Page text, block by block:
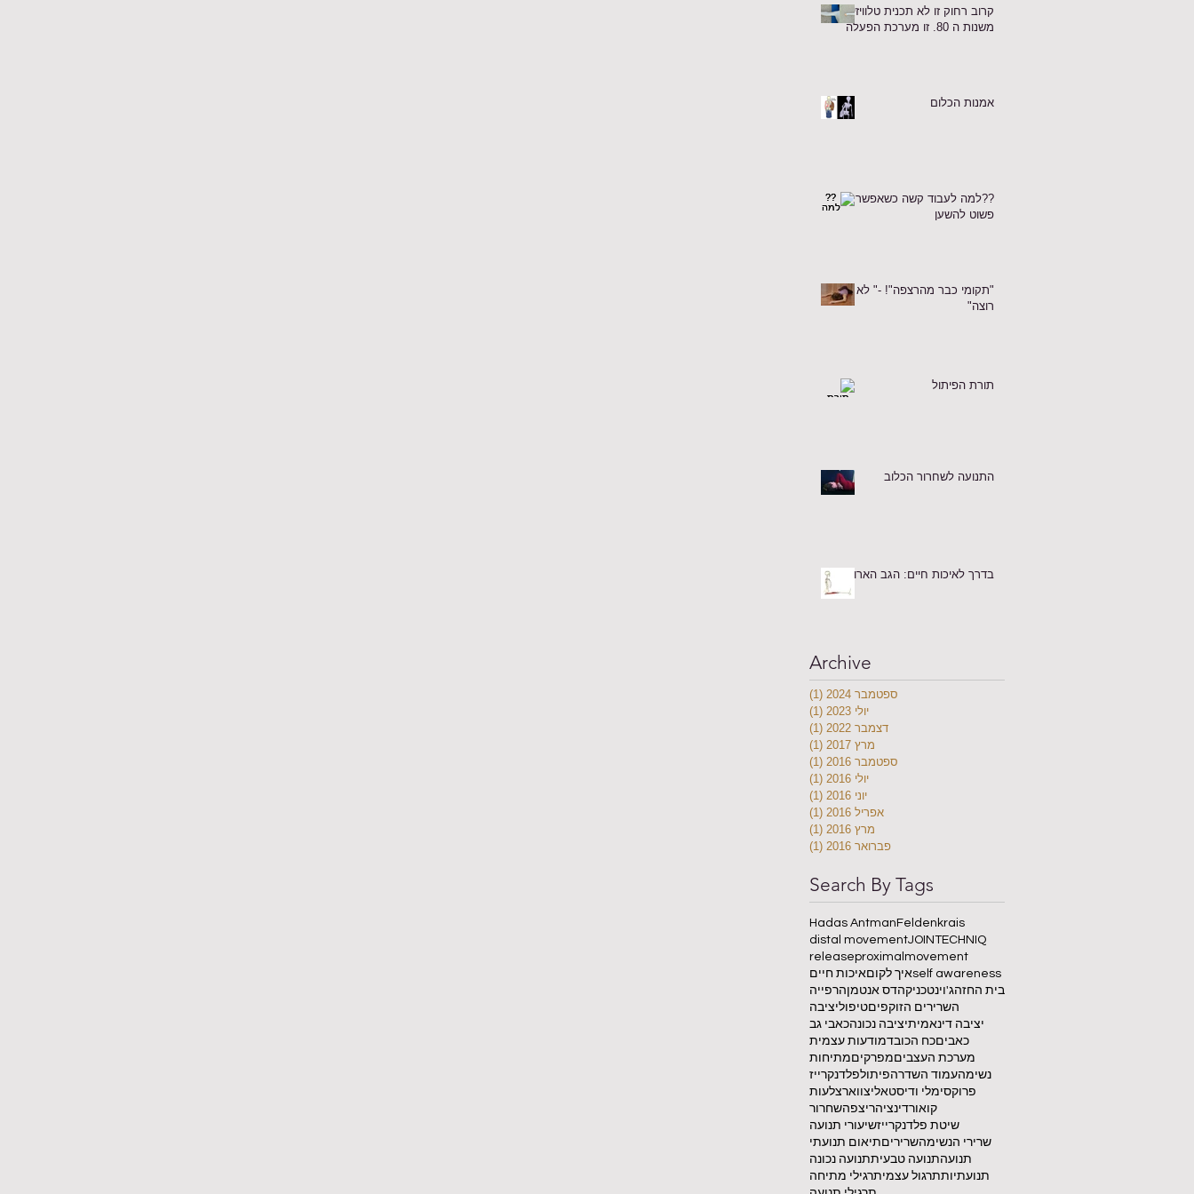
קרוב רחוק זו לא תכנית טלוויזיה
משנות ה 80. זו מערכת הפעלה
אמנות הכלום
??למה לעבוד קשה כשאפשר
פשוט להשען
"תקומי כבר מהרצפה"! -" לא
רוצה"
תורת הפיתול
התנועה לשחרור הכלוב
בדרך לאיכות חיים: הגב הארוך
Archive
ספטמבר 2024 (1)
יולי 2023
(1)
דצמבר 2022
(1)
מרץ 2017
(1)
ספטמבר 2016
(1)
יולי 2016
(1)
יוני 2016
(1)
אפריל 2016
(1)
מרץ 2016
(1)
פברואר 2016
(1)
Search By Tags
Feldenkrais
Hadas Antman
JOINTECHNIQ
distal movement
movement
proximal
release
self awarenessאיך לקוםאיכות חיים
בית החזהג'וינטכניקהדס אנטמןהרפייה
השרירים הזוקפיםטיפוליציבה
יציבה דינאמיתיציבה נכונהכאבי גב
כאביםכח הכובדמודעות עצמית
מערכת העצביםמפרקיםמתיחות
נשימהעמוד השדרהפיתולפלדנקרייז
פרוקסימלי ודיסטאליצווארצלעות
קואורדינציהריצפהשחרור
שיטת פלדנקרייזשיעורי תנועה
שרירי הנשימהשריריםתיאום תנועתי
תנועהתנועה טבעיתתנועה נכונה
תנועתיותתרגול עצמיתרגילי מתיחה